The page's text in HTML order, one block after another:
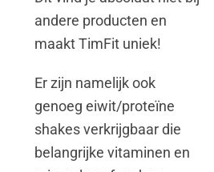
andere producten en
maakt TimFit uniek!
Er zijn namelijk ook
genoeg eiwit/proteïne
shakes verkrijgbaar die
belangrijke vitaminen en